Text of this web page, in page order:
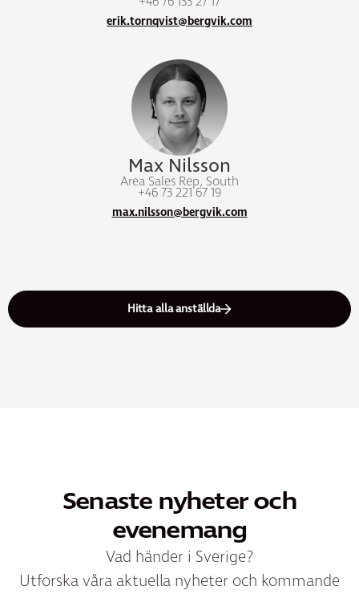
erik.tornqvist@bergvik.com
Max Nilsson
Area Sales Rep, South
+46 73 221 67 19
max.nilsson@bergvik.com
Hitta alla anställda
Senaste nyheter och
evenemang
Vad händer i Sverige?
Utforska våra aktuella nyheter och kommande